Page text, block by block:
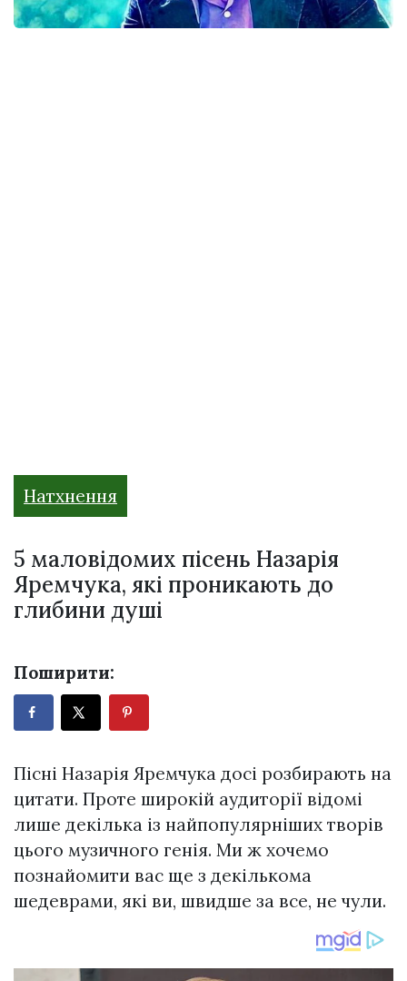
Натхнення
5 маловідомих пісень Назарія
Яремчука, які проникають до
глибини душі
Поширити:
Пісні Назарія Яремчука досі розбирають на
цитати. Проте широкій аудиторії відомі
лише декілька із найпопулярніших творів
цього музичного генія. Ми ж хочемо
познайомити вас ще з декількома
шедеврами, які ви, швидше за все, не чули.